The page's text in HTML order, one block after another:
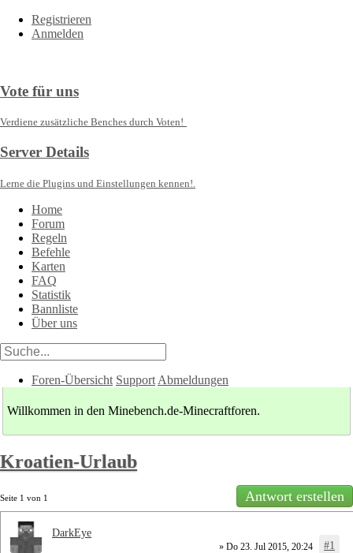
Registrieren
Anmelden
Vote für uns
Verdiene zusätzliche Benches durch Voten!
Server Details
Lerne die Plugins und Einstellungen kennen!.
Home
Forum
Regeln
Befehle
Karten
FAQ
Statistik
Bannliste
Über uns
Foren-Übersicht Support Abmeldungen
Willkommen in den Minebench.de-Minecraftforen.
Kroatien-Urlaub
Seite 1 von 1 Antwort erstellen
» Do 23. Jul 2015, 20:24 #1
DarkEye